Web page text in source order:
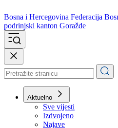
Bosna i Hercegovina
podrinjski kanton Goražde
Aktuelno